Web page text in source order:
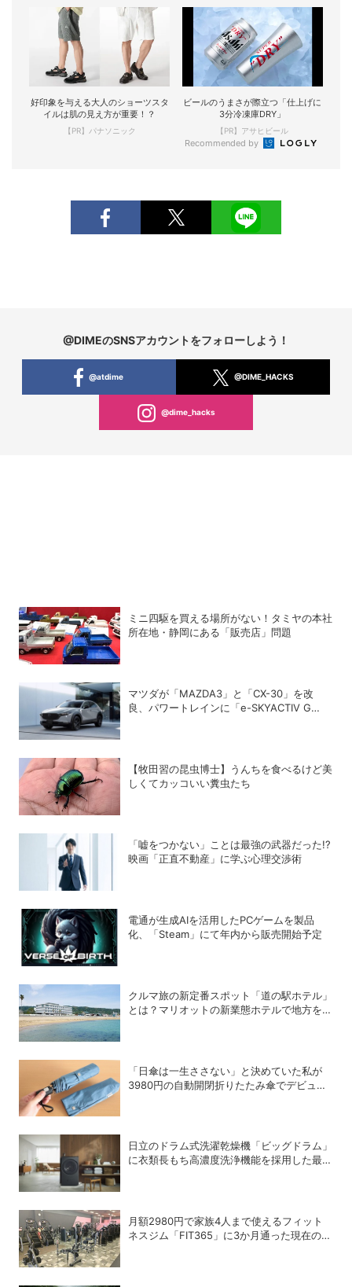
好印象を与える大人のショーツスタ
イルは肌の見え方が重要！？
【PR】パナソニック
ビールのうまさが際立つ「仕上げに
3分冷凍庫DRY」
【PR】アサヒビール
Recommended by
@DIMEのSNSアカウントをフォローしよう！
@atdime @DIME_HACKS
@dime_hacks
ミニ四駆を買える場所がない！タミヤの本社
所在地・静岡にある「販売店」問題
マツダが「MAZDA3」と「CX-30」を改
良、パワートレインに「e-SKYACTIV G
【牧田習の昆虫博士】うんちを食べるけど美
しくてカッコいい糞虫たち
「嘘をつかない」ことは最強の武器だった!?
映画「正直不動産」に学ぶ心理交渉術
電通が生成AIを活用したPCゲームを製品
化、「Steam」にて年内から販売開始予定
クルマ旅の新定番スポット「道の駅ホテル」
とは？マリオットの新業態ホテルで地方を満
「日傘は一生ささない」と決めていた私が
3980円の自動開閉折りたたみ傘でデビュー
日立のドラム式洗濯乾燥機「ビッグドラム」
に衣類長もち高濃度洗浄機能を採用した最新
月額2980円で家族4人まで使えるフィット
ネスジム「FIT365」に3か月通った現在のリ